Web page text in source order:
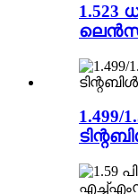
1.523
1.499/